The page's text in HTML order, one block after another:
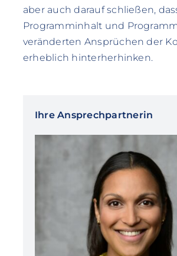
aber auch darauf schließen,
Programminhalt und
veränderten Ansprüchen der
erheblich hinterherhinken.
Ihre Ansprechpartnerin